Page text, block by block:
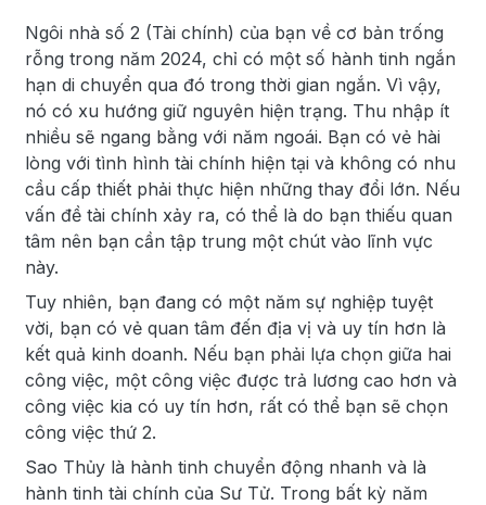
Ngôi nhà số 2 (Tài chính) của bạn về cơ bản trống
rỗng trong năm 2024, chỉ có một số hành tinh ngắn
hạn di chuyển qua đó trong thời gian ngắn. Vì vậy,
nó có xu hướng giữ nguyên hiện trạng. Thu nhập ít
nhiều sẽ ngang bằng với năm ngoái. Bạn có vẻ hài
lòng với tình hình tài chính hiện tại và không có nhu
cầu cấp thiết phải thực hiện những thay đổi lớn. Nếu
vấn đề tài chính xảy ra, có thể là do bạn thiếu quan
tâm nên bạn cần tập trung một chút vào lĩnh vực
này.
Tuy nhiên, bạn đang có một năm sự nghiệp tuyệt
vời, bạn có vẻ quan tâm đến địa vị và uy tín hơn là
kết quả kinh doanh. Nếu bạn phải lựa chọn giữa hai
công việc, một công việc được trả lương cao hơn và
công việc kia có uy tín hơn, rất có thể bạn sẽ chọn
công việc thứ 2.
Sao Thủy là hành tinh chuyển động nhanh và là
hành tinh tài chính của Sư Tử. Trong bất kỳ năm